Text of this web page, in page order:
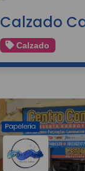
Calzado
Calzado